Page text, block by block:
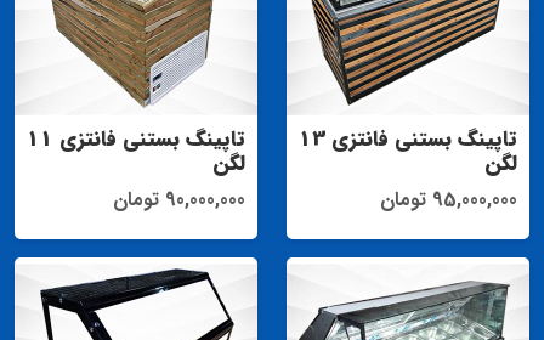
تاپینگ بستنی فانتزی 13
لگن
95,000,000 تومان
تاپینگ بستنی فانتزی 11
لگن
90,000,000 تومان